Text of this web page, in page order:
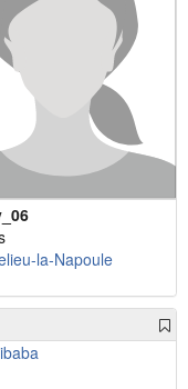
la-Napoule